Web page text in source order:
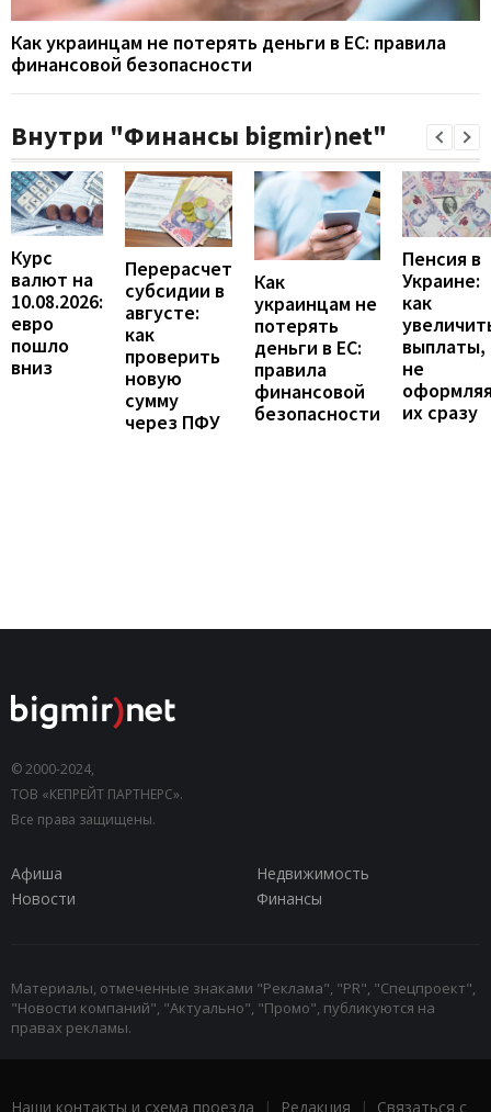
Как украинцам не потерять деньги в ЕС: правила
финансовой безопасности
Внутри "Финансы bigmir)net"
Курс
валют на
10.08.2026:
евро
пошло
вниз
Перерасчет
субсидии в
августе:
как
проверить
новую
сумму
через ПФУ
Как
украинцам не
потерять
деньги в ЕС:
правила
финансовой
безопасности
Пенсия в
Украине:
как
выплаты,
не
их сразу
© 2000-2024,
ТОВ «КЕПРЕЙТ ПАРТНЕРС».
Все права защищены.
Афиша
Недвижимость
Новости
Финансы
Материалы, отмеченные знаками "Реклама", "PR", "Спецпроект",
"Новости компаний", "Актуально", "Промо", публикуются на
правах рекламы.
Наши контакты и схема проезда | Редакция | Связаться с